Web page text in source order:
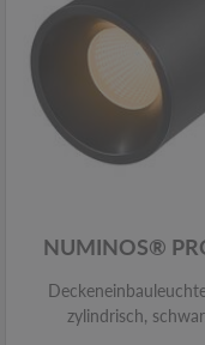
NUMINOS®
zylindrisch,